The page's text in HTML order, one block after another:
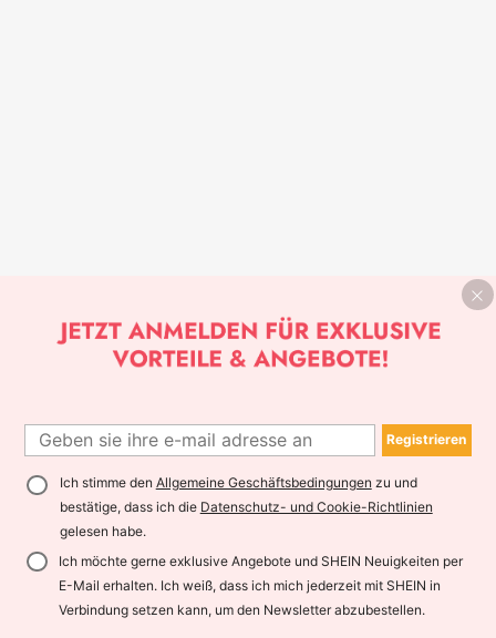
Registrieren
Ich stimme den Allgemeine Geschäftsbedingungen zu und
bestätige, dass ich die Datenschutz- und Cookie-Richtlinien
gelesen habe.
Ich möchte gerne exklusive Angebote und SHEIN Neuigkeiten per
E-Mail erhalten. Ich weiß, dass ich mich jederzeit mit SHEIN in
Verbindung setzen kann, um den Newsletter abzubestellen.